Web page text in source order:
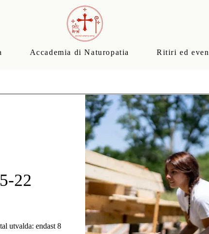
Accademia di Naturopatia Ritiri ed
22
utvalda: endast 8